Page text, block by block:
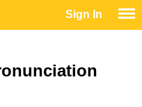
Sign In